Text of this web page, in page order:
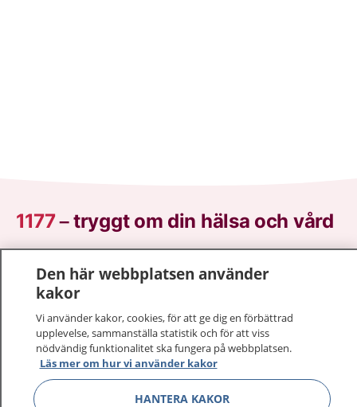
1177–tryggt om din hälsa och vård
sjukdomar och vilka mottagningar du kan kontakta.
Logga in för att läsa din journal och göra dina
vårdärenden. Ring telefonnummer 1177 för
sjukvårdsrådgivning dygnet runt.
1177 ger dig råd när du vill må bättre.
Den här webbplatsen använder
kakor
Vi använder kakor, cookies, för att ge dig en förbättrad
upplevelse, sammanställa statistik och för att viss
nödvändig funktionalitet ska fungera på webbplatsen.
Läs mer om hur vi använder kakor
HANTERA KAKOR